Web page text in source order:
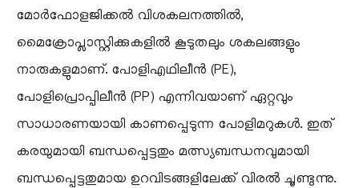
മോർഫോളജിക്കൽ വിശകലനത്തിൽ,
മൈക്രോപ്ലാസ്റ്റിക്കുകളിൽ കൂടുതലും ശകലങ്ങളും
നാരുകളുമാണ്. പോളിഎഥിലീൻ (PE),
പോളിപ്രൊപ്പിലീൻ (PP) എന്നിവയാണ് ഏറ്റവും
സാധാരണയായി കാണപ്പെടുന്ന പോളിമറുകൾ. ഇത്
കരയുമായി ബന്ധപ്പെട്ടതും മത്സ്യബന്ധനവുമായി
ബന്ധപ്പെട്ടതുമായ ഉറവിടങ്ങളിലേക്ക് വിരൽ ചൂണ്ടുന്നു.